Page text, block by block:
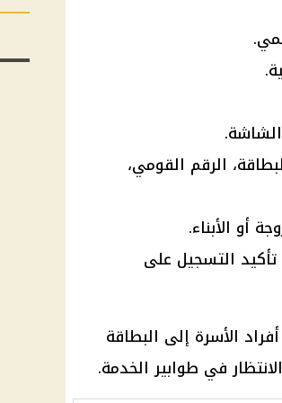
الرقم القومي،
أو الأبناء.
التسجيل على
الأسرة إلى البطاقة
في طوابير الخدمة.